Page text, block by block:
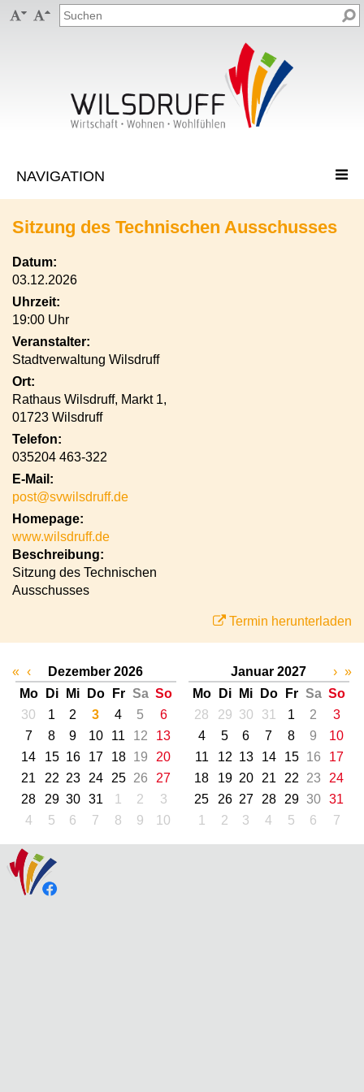
 
Sitzung des Technischen Ausschusses
Datum:
03.12.2026
Uhrzeit:
19:00 Uhr
Veranstalter:
Stadtverwaltung Wilsdruff
Ort:
Rathaus Wilsdruff, Markt 1,
01723 Wilsdruff
Telefon:
035204 463-322
E-Mail:
post@svwilsdruff.de
Homepage:
www.wilsdruff.de
Beschreibung:
Sitzung des Technischen
Ausschusses
Termin herunterladen
« ‹
Dezember 2026
Mo
Di Mi Do Fr Sa So
30
1 2 3 4 5
6
7
8 9 10 11 12
13
14
15 16 17 18 19
20
21
22 23 24 25 26
27
28
29 30 31 1 2
3
4
5 6 7 8 9 10
Januar 2027
Mo
Di Mi Do Fr Sa So
28
29 30 31 1 2
3
4
5 6 7 8 9
10
11
12 13 14 15 16
17
18
19 20 21 22 23
24
25
26 27 28 29 30
31
1
2 3 4 5 6 7
› »